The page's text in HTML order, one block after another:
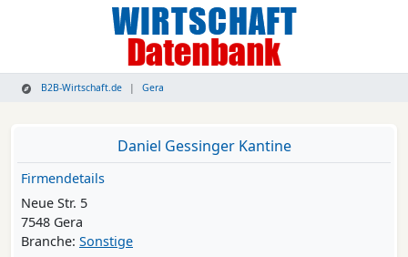
B2B-Wirtschaft.de Gera
Daniel Gessinger Kantine
Firmendetails
Neue Str. 5
7548 Gera
Branche: Sonstige